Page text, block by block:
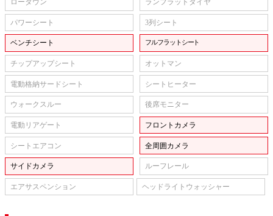
ローダウン ランフラットタイヤ
パワーシート 3列シート
ベンチシート フルフラットシート
チップアップシート オットマン
電動格納サードシート シートヒーター
ウォークスルー 後席モニター
電動リアゲート フロントカメラ
シートエアコン 全周囲カメラ
サイドカメラ ルーフレール
エアサスペンション ヘッドライトウォッシャー